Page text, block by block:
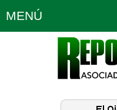
MENÚ
Política